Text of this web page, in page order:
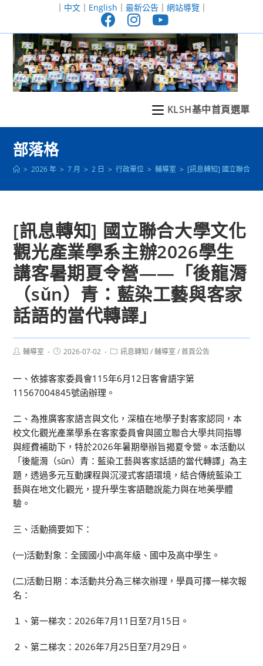
至
｜ 中文｜ English ｜ 最新公告｜ 網站導覽｜
KLSH基中首頁選單
部落格
> 2026 年 > 7 月 > 2 日 > 行政單位 > 輔導室 > [訊息轉知] 國立聯合大
[訊息轉知] 國立聯合大學文化
觀光產業學系主辦2026學生
講客暑期夏令營——「後龍漘
（sǔn）青：藍染工藝與客家
話語的當代轉譯」
Post輔導室
Post2026-07-02
Post訊息轉知 / 輔導室 / 首頁公告
一、依據客家委員會115年6月12日客會語字第
11567004845號函辦理。
二、為推廣客家語言與文化，深植在地學子對客家認同，本
校文化觀光產業學系在客家委員會與國立聯合大學共同指導
與經費補助下，特於2026年暑期舉辦旨揭夏令營。本活動以
「後龍漘（sǔn）青：藍染工藝與客家話語的當代轉譯」為主
題，透過多元互動課程與沉浸式客語環境，結合傳統藍染工
藝與在地文化觀光，提升學生客語聽說能力與在地美學體
驗。
三、活動摘要如下：
(一)活動對象：全國國小中高年級、國中及高中學生。
(二)活動日期：本活動共分為三梯次辦理，學員可擇一梯次報
名：
１、第一梯次：2026年7月11日至7月15日。
２、第二梯次：2026年7月25日至7月29日。